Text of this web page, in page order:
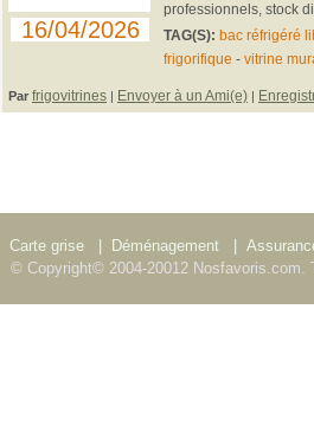
16/04/2026
professionnels, stock
TAG(S): bac réfrigéré
frigorifique - vitrine
Par frigovitrines | Envoyer à un Ami(e) |
Carte grise Déménagement
© Copyright© 2004-20012 Nosfavoris.com.